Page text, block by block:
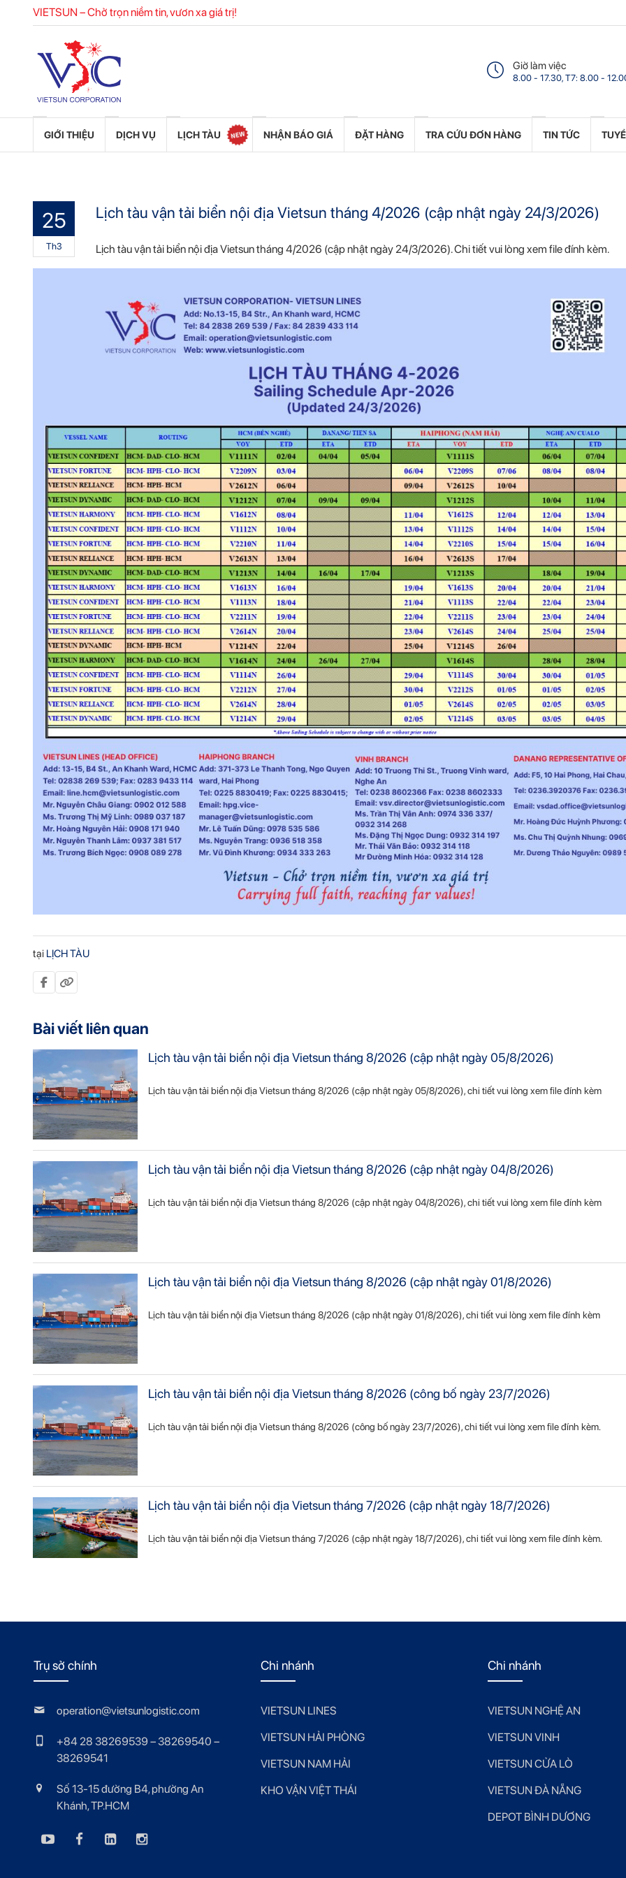
VIETSUN – Chở trọn niềm tin, vươn xa giá trị!
Giờ làm việc
8.00 - 17.30, T7: 8.00 -
GIỚI THIỆU DỊCH VỤ LỊCH TÀU NHẬN BÁO GIÁ ĐẶT HÀNG TRA CỨU ĐƠN HÀNG TIN TỨC
25
Th3
Lịch tàu vận tải biển nội địa Vietsun tháng 4/2026 (cập nhật ngày 24/3/2026)
Lịch tàu vận tải biển nội địa Vietsun tháng 4/2026 (cập nhật ngày 24/3/2026). Chi tiết vui lòng xem file đính kèm.
tại LỊCH TÀU
Bài viết liên quan
Lịch tàu vận tải biển nội địa Vietsun tháng 8/2026 (cập nhật ngày 05/8/2026)
Lịch tàu vận tải biển nội địa Vietsun tháng 8/2026 (cập nhật ngày 05/8/2026), chi tiết vui lòng xem file đính kèm
Lịch tàu vận tải biển nội địa Vietsun tháng 8/2026 (cập nhật ngày 04/8/2026)
Lịch tàu vận tải biển nội địa Vietsun tháng 8/2026 (cập nhật ngày 04/8/2026), chi tiết vui lòng xem file đính kèm
Lịch tàu vận tải biển nội địa Vietsun tháng 8/2026 (cập nhật ngày 01/8/2026)
Lịch tàu vận tải biển nội địa Vietsun tháng 8/2026 (cập nhật ngày 01/8/2026), chi tiết vui lòng xem file đính kèm
Lịch tàu vận tải biển nội địa Vietsun tháng 8/2026 (công bố ngày 23/7/2026)
Lịch tàu vận tải biển nội địa Vietsun tháng 8/2026 (công bố ngày 23/7/2026), chi tiết vui lòng xem file đính kèm.
Lịch tàu vận tải biển nội địa Vietsun tháng 7/2026 (cập nhật ngày 18/7/2026)
Lịch tàu vận tải biển nội địa Vietsun tháng 7/2026 (cập nhật ngày 18/7/2026), chi tiết vui lòng xem file đính kèm.
Trụ sở chính
operation@vietsunlogistic.com
+84 28 38269539 – 38269540 –
38269541
Số 13-15 đường B4, phường An
Khánh, TP.HCM
Chi nhánh
VIETSUN LINES
VIETSUN HẢI PHÒNG
VIETSUN NAM HẢI
KHO VẬN VIỆT THÁI
Chi nhánh
VIETSUN NGHỆ AN
VIETSUN VINH
VIETSUN CỬA LÒ
VIETSUN ĐÀ NẴNG
DEPOT BÌNH DƯƠNG